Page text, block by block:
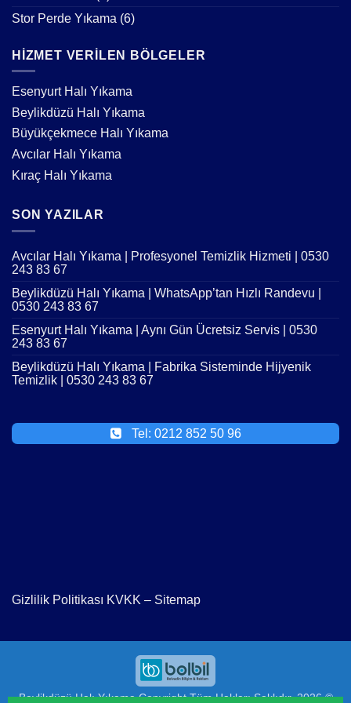
Stor Perde Yıkama (6)
HIZMET VERILEN BÖLGELER
Esenyurt Halı Yıkama
Beylikdüzü Halı Yıkama
Büyükçekmece Halı Yıkama
Avcılar Halı Yıkama
Kıraç Halı Yıkama
SON YAZILAR
Avcılar Halı Yıkama | Profesyonel Temizlik Hizmeti | 0530
243 83 67
Beylikdüzü Halı Yıkama | WhatsApp’tan Hızlı Randevu |
0530 243 83 67
Esenyurt Halı Yıkama | Aynı Gün Ücretsiz Servis | 0530
243 83 67
Beylikdüzü Halı Yıkama | Fabrika Sisteminde Hijyenik
Temizlik | 0530 243 83 67
Tel: 0212 852 50 96
Gizlilik Politikası KVKK – Sitemap
Beylikdüzü Halı YıkamaCopyright Tüm Hakları Saklıdır. 2026 ©